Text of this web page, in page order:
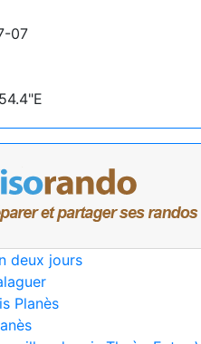
07
deux jours
Planès